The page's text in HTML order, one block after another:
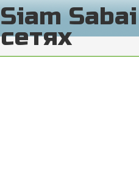
Siam
сетях